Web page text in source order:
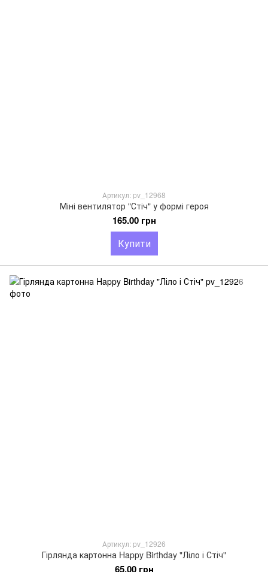
Артикул: pv_12968
Міні вентилятор "Стіч" у формі героя
165.00 грн
Купити
Артикул: pv_12926
Гірлянда картонна Happy Birthday "Ліло і Стіч"
65.00 грн